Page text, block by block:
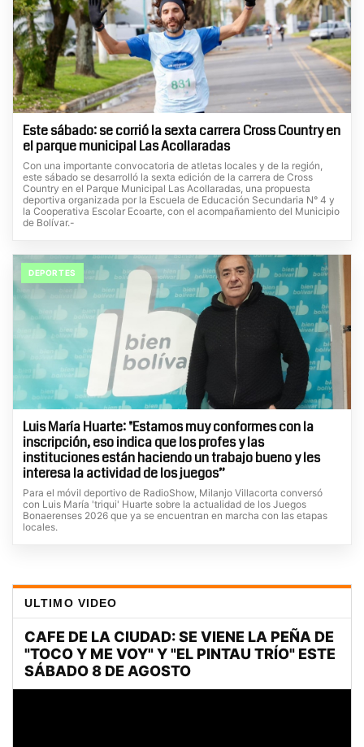
Este sábado: se corrió la sexta carrera Cross Country en
el parque municipal Las Acollaradas
Con una importante convocatoria de atletas locales y de la región,
este sábado se desarrolló la sexta edición de la carrera de Cross
Country en el Parque Municipal Las Acollaradas, una propuesta
deportiva organizada por la Escuela de Educación Secundaria N° 4 y
la Cooperativa Escolar Ecoarte, con el acompañamiento del Municipio
de Bolívar.-
DEPORTES
Luis María Huarte: "Estamos muy conformes con la
inscripción, eso indica que los profes y las
instituciones están haciendo un trabajo bueno y les
interesa la actividad de los juegos”
Para el móvil deportivo de RadioShow, Milanjo Villacorta conversó
con Luis María 'triqui' Huarte sobre la actualidad de los Juegos
Bonaerenses 2026 que ya se encuentran en marcha con las etapas
locales.
ULTIMO VIDEO